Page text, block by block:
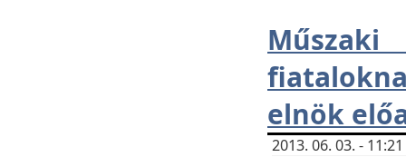
elnök
2013. 06. 03. -